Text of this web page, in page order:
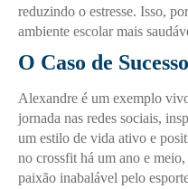
reduzindo o estresse. Isso,
ambiente escolar mais
O Caso de
Alexandre é um exemplo
jornada nas redes sociais,
um estilo de vida ativo e
no crossfit há um ano e
paixão inabalável pelo